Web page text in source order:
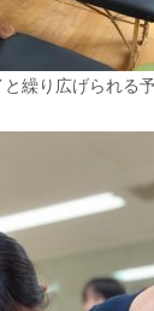
繰り広げられる